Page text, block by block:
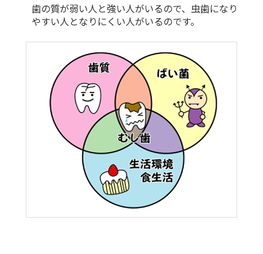
歯の質が弱い人と強い人がいるので、虫歯になり
やすい人となりにくい人がいるのです。